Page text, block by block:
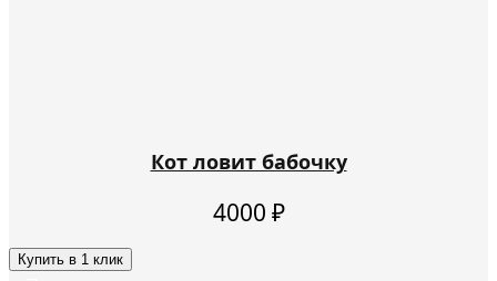
Кот ловит бабочку
4000 ₽
Купить в 1 клик